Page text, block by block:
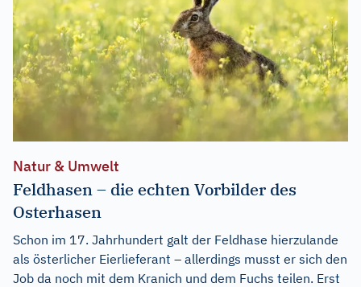
Natur & Umwelt
Feldhasen – die echten Vorbilder des
Osterhasen
Schon im 17. Jahrhundert galt der Feldhase hierzulande
als österlicher Eierlieferant – allerdings musst er sich den
Job da noch mit dem Kranich und dem Fuchs teilen. Erst